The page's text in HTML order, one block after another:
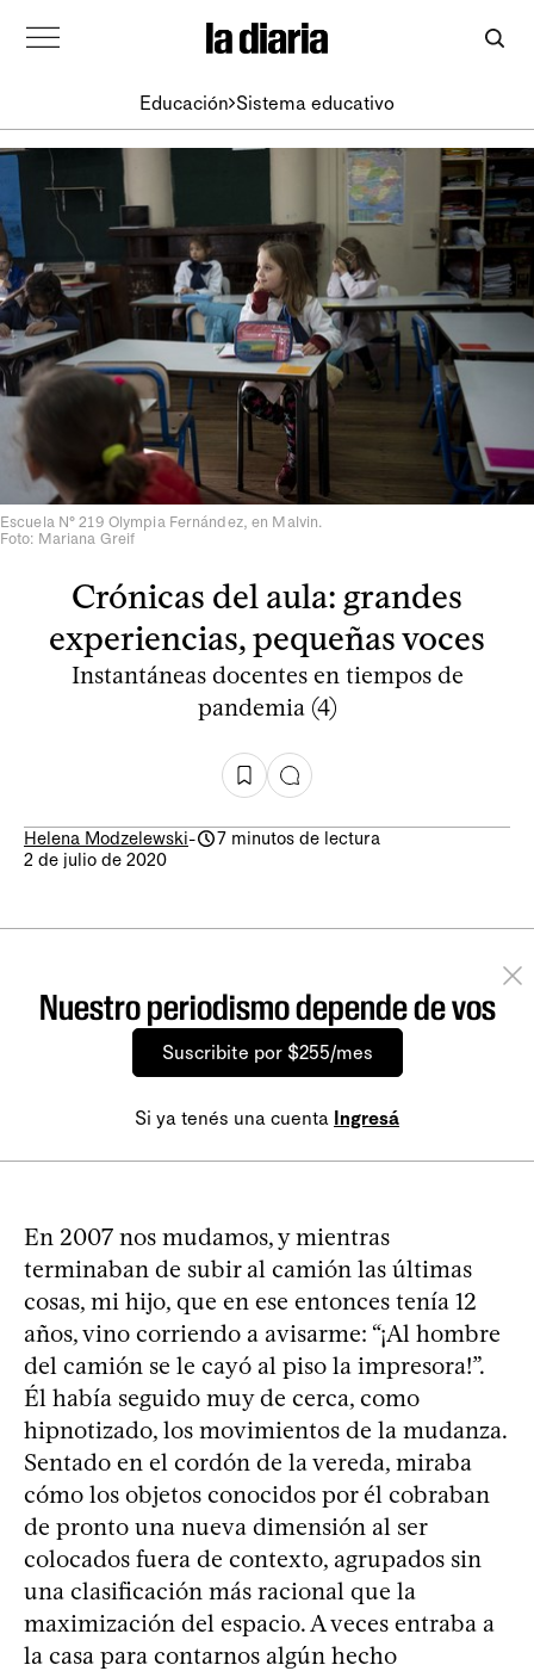
Educación Sistema educativo
Escuela N° 219 Olympia Fernández, en Malvin.
Foto: Mariana Greif
Crónicas del aula: grandes
experiencias, pequeñas voces
Instantáneas docentes en tiempos de
pandemia (4)
Helena Modzelewski-
7 minutos de lectura
2 de julio de 2020
Nuestro periodismo depende de vos
Suscribite por $255/mes
Si ya tenés una cuenta Ingresá
En 2007 nos mudamos, y mientras
terminaban de subir al camión las últimas
cosas, mi hijo, que en ese entonces tenía 12
años, vino corriendo a avisarme: “¡Al hombre
del camión se le cayó al piso la impresora!”.
Él había seguido muy de cerca, como
hipnotizado, los movimientos de la mudanza.
Sentado en el cordón de la vereda, miraba
cómo los objetos conocidos por él cobraban
de pronto una nueva dimensión al ser
colocados fuera de contexto, agrupados sin
una clasificación más racional que la
maximización del espacio. A veces entraba a
la casa para contarnos algún hecho